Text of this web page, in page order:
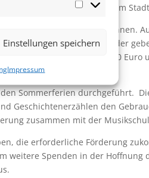
Marketing
Einstellungen speichern
Impressum
sagt Birgit Winkelhausen vom
jetzt der erste Kurs beginnen.
für Bad Honnefer Kinder
Feier in Höhe von 1000 Euro
Sommerferien durchgeführt.
Geschichtenerzählen den
zusammen mit der
die erforderliche Förderung
weitere Spenden in der Hoffnung